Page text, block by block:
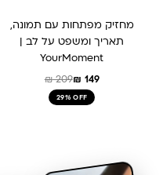
מחזיק מפתחות עם תמונה,
תאריך ומשפט על לב |
YourMoment
₪209₪ 149
29% OFF